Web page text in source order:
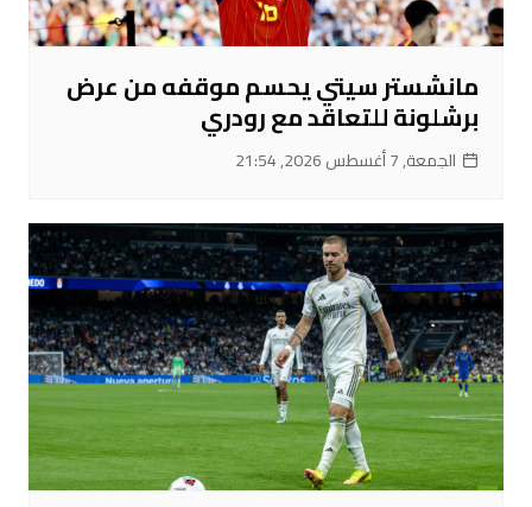
مانشستر سيتي يحسم موقفه من عرض
برشلونة للتعاقد مع رودري
الجمعة, 7 أغسطس 2026, 21:54